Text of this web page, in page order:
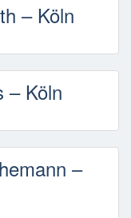
– Köln
– Köln
–